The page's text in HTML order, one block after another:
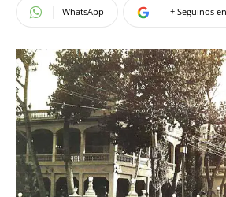
WhatsApp + Seguinos